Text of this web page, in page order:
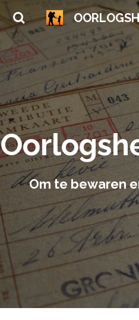
Ga
direct
naar
hoofdinhoud
Om te bewaren